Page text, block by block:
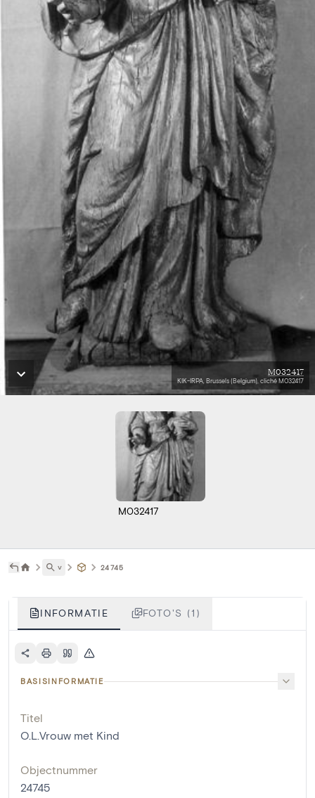
M032417
KIK-IRPA, Brussels (Belgium), cliché M032417
M032417
˅ 24745
INFORMATIE FOTO'S (1)
BASISINFORMATIE
Titel
O.L.Vrouw met Kind
Objectnummer
24745